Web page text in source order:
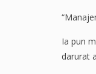
Ia pun
darurat